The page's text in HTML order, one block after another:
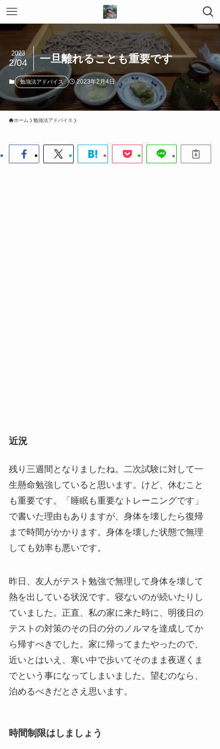
一旦離れることも重要です
2023
2/04
勉強法アドバイス 2023年2月4日
ホーム 勉強法アドバイス
近況
残り三週間となりましたね。二次試験に対して一
生懸命勉強していると思います。けど、休むこと
も重要です。「睡眠も重要なトレーニングです」
で書いた理由もありますが、身体を壊したら復帰
まで時間がかかります。身体を壊した状態で無理
しても効率も悪いです。
昨日、友人がテスト勉強で無理して身体を壊して
熱を出している状況です。寝ないのが続いたりし
ていました。正直、私の家に来た時に、明後日の
テストの対策のその日の分のノルマを達成してか
ら帰すべきでした。家に帰ってまたやったので、
近いとはいえ、寒い中で歩いてそのまま夜遅くま
でという事になってしまいました。望むのなら、
泊めるべきだとさえ思います。
時間制限はしましょう